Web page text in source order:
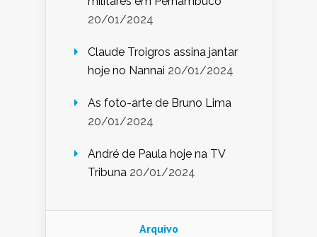
20/01/2024
Claude Troigros assina jantar
hoje no Nannai 20/01/2024
As foto-arte de Bruno Lima
20/01/2024
André de Paula hoje na TV
Tribuna 20/01/2024
Arquivo